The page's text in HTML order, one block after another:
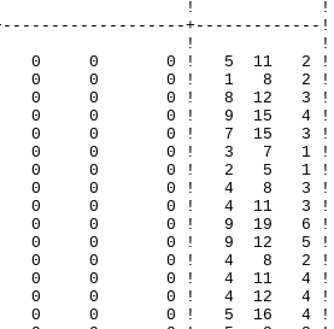
! !
+-------------!
! !
! 0 0 0 ! 5 11 2 !
! 0 0 0 ! 1 8 2 !
! 0 0 0 ! 8 12 3 !
! 0 0 0 ! 9 15 4 !
! 0 0 0 ! 7 15 3 !
! 0 0 0 ! 3 7 1 !
! 0 0 0 ! 2 5 1 !
! 0 0 0 ! 4 8 3 !
! 0 0 0 ! 4 11 3 !
! 0 0 0 ! 9 19 6 !
! 0 0 0 ! 9 12 5 !
! 0 0 0 ! 4 8 2 !
! 0 0 0 ! 4 11 4 !
! 0 0 0 ! 4 12 4 !
! 0 0 0 ! 5 16 4 !